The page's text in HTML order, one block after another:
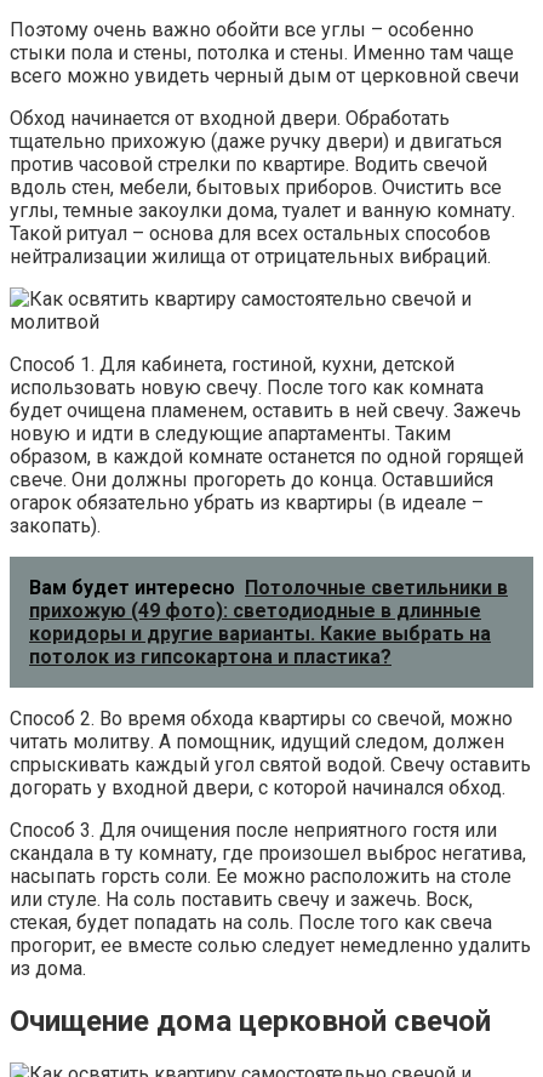
Поэтому очень важно обойти все углы – особенно
стыки пола и стены, потолка и стены. Именно там чаще
всего можно увидеть черный дым от церковной свечи
Обход начинается от входной двери. Обработать
тщательно прихожую (даже ручку двери) и двигаться
против часовой стрелки по квартире. Водить свечой
вдоль стен, мебели, бытовых приборов. Очистить все
углы, темные закоулки дома, туалет и ванную комнату.
Такой ритуал – основа для всех остальных способов
нейтрализации жилища от отрицательных вибраций.
Способ 1. Для кабинета, гостиной, кухни, детской
использовать новую свечу. После того как комната
будет очищена пламенем, оставить в ней свечу. Зажечь
новую и идти в следующие апартаменты. Таким
образом, в каждой комнате останется по одной горящей
свече. Они должны прогореть до конца. Оставшийся
огарок обязательно убрать из квартиры (в идеале –
закопать).
Вам будет интересно Потолочные светильники в
прихожую (49 фото): светодиодные в длинные
коридоры и другие варианты. Какие выбрать на
потолок из гипсокартона и пластика?
Способ 2. Во время обхода квартиры со свечой, можно
читать молитву. А помощник, идущий следом, должен
спрыскивать каждый угол святой водой. Свечу оставить
догорать у входной двери, с которой начинался обход.
Способ 3. Для очищения после неприятного гостя или
скандала в ту комнату, где произошел выброс негатива,
насыпать горсть соли. Ее можно расположить на столе
или стуле. На соль поставить свечу и зажечь. Воск,
стекая, будет попадать на соль. После того как свеча
прогорит, ее вместе солью следует немедленно удалить
из дома.
Очищение дома церковной свечой